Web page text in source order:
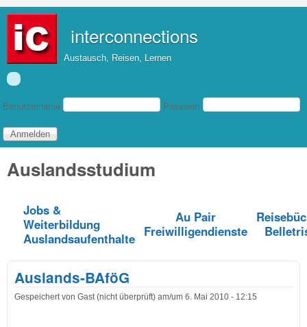
interconnections
Austausch, Reisen, Lernen
Benutzeranmeldung
Benutzername Passwort
Auslandsstudium
Jobs &
Weiterbildung
Auslandsaufenthalte
Au Pair
Freiwilligendienste
Auslands-BAföG
Gespeichert von Gast (nicht überprüft) am/um 6. Mai 2010 - 12:15